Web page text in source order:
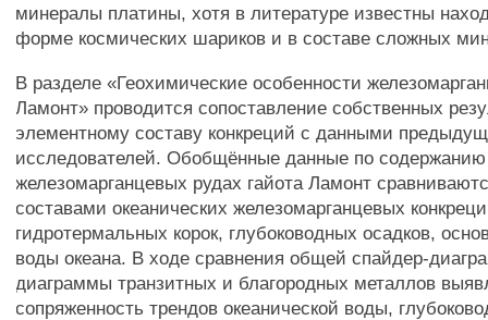
минералы платины, хотя в литературе известны
форме космических шариков и в составе сложных
В разделе «Геохимические особенности
Ламонт» проводится сопоставление собственных
элементному составу конкреций с данными
исследователей. Обобщённые данные по
железомарганцевых рудах гайота Ламонт
составами океанических железомарганцевых
гидротермальных корок, глубоководных осадков,
воды океана. В ходе сравнения общей спайдер-
диаграммы транзитных и благородных металлов
сопряженность трендов океанической воды,